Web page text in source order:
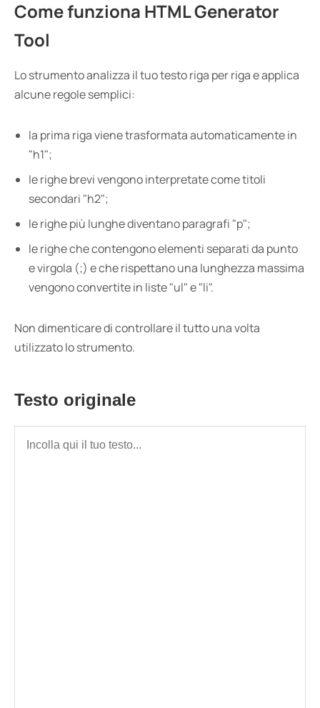
Come funziona HTML Generator
Tool
Lo strumento analizza il tuo testo riga per riga e applica
alcune regole semplici:
la prima riga viene trasformata automaticamente in
"h1";
le righe brevi vengono interpretate come titoli
secondari "h2";
le righe più lunghe diventano paragrafi "p";
le righe che contengono elementi separati da punto
e virgola (;) e che rispettano una lunghezza massima
vengono convertite in liste "ul" e "li".
Non dimenticare di controllare il tutto una volta
utilizzato lo strumento.
Testo originale